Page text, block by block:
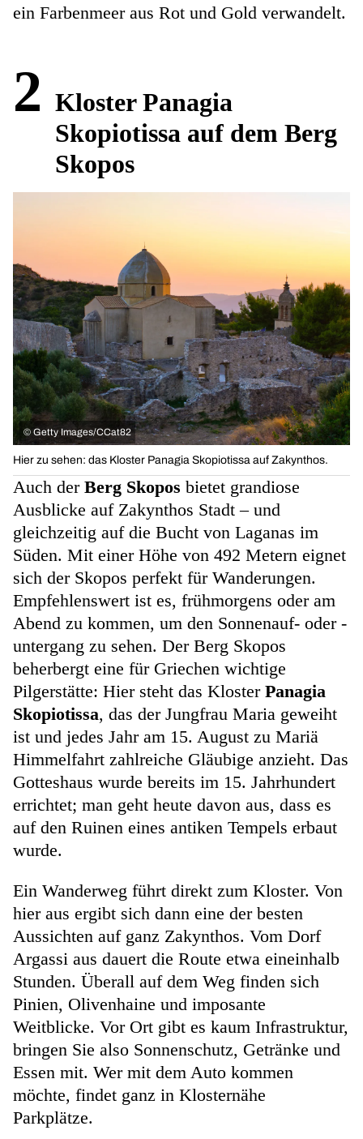
ein Farbenmeer aus Rot und Gold verwandelt.
2 Kloster Panagia
Skopiotissa auf dem Berg
Skopos
© Getty Images/CCat82
Hier zu sehen: das Kloster Panagia Skopiotissa auf Zakynthos.
Auch der Berg Skopos bietet grandiose
Ausblicke auf Zakynthos Stadt – und
gleichzeitig auf die Bucht von Laganas im
Süden. Mit einer Höhe von 492 Metern eignet
sich der Skopos perfekt für Wanderungen.
Empfehlenswert ist es, frühmorgens oder am
Abend zu kommen, um den Sonnenauf- oder -
untergang zu sehen. Der Berg Skopos
beherbergt eine für Griechen wichtige
Pilgerstätte: Hier steht das Kloster Panagia
Skopiotissa, das der Jungfrau Maria geweiht
ist und jedes Jahr am 15. August zu Mariä
Himmelfahrt zahlreiche Gläubige anzieht. Das
Gotteshaus wurde bereits im 15. Jahrhundert
errichtet; man geht heute davon aus, dass es
auf den Ruinen eines antiken Tempels erbaut
wurde.
Ein Wanderweg führt direkt zum Kloster. Von
hier aus ergibt sich dann eine der besten
Aussichten auf ganz Zakynthos. Vom Dorf
Argassi aus dauert die Route etwa eineinhalb
Stunden. Überall auf dem Weg finden sich
Pinien, Olivenhaine und imposante
Weitblicke. Vor Ort gibt es kaum Infrastruktur,
bringen Sie also Sonnenschutz, Getränke und
Essen mit. Wer mit dem Auto kommen
möchte, findet ganz in Klosternähe
Parkplätze.